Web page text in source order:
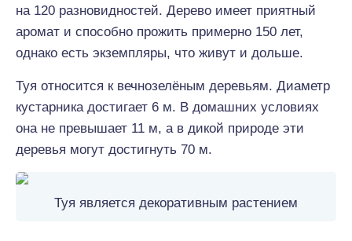
на 120 разновидностей. Дерево имеет приятный
аромат и способно прожить примерно 150 лет,
однако есть экземпляры, что живут и дольше.
Туя относится к вечнозелёным деревьям. Диаметр
кустарника достигает 6 м. В домашних условиях
она не превышает 11 м, а в дикой природе эти
деревья могут достигнуть 70 м.
Туя является декоративным растением